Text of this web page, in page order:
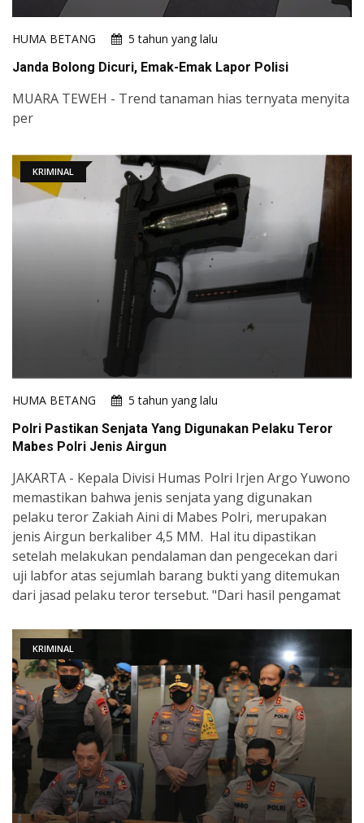
HUMA BETANG
5 tahun yang lalu
Janda Bolong Dicuri, Emak-Emak Lapor Polisi
MUARA TEWEH - Trend tanaman hias ternyata menyita
per
KRIMINAL
HUMA BETANG
5 tahun yang lalu
Polri Pastikan Senjata Yang Digunakan Pelaku Teror
Mabes Polri Jenis Airgun
JAKARTA - Kepala Divisi Humas Polri Irjen Argo Yuwono
memastikan bahwa jenis senjata yang digunakan
pelaku teror Zakiah Aini di Mabes Polri, merupakan
jenis Airgun berkaliber 4,5 MM. Hal itu dipastikan
setelah melakukan pendalaman dan pengecekan dari
uji labfor atas sejumlah barang bukti yang ditemukan
dari jasad pelaku teror tersebut. "Dari hasil pengamat
KRIMINAL